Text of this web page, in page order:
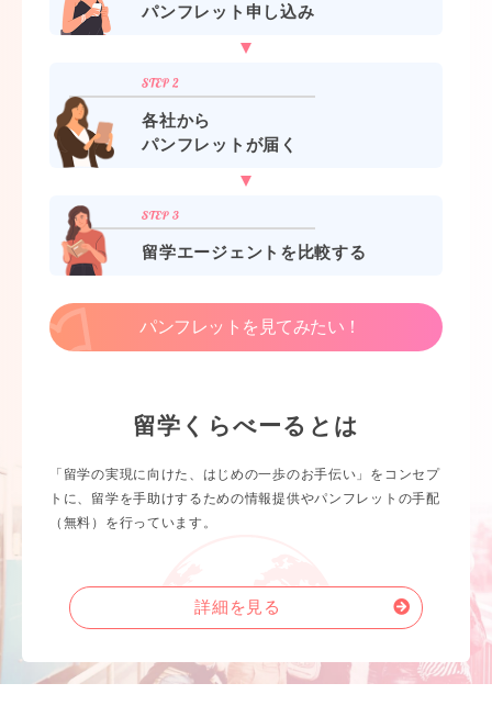
パンフレット申し込み
各社から
パンフレットが届く
留学エージェントを比較する
パンフレットを見てみたい！
留学くらべーるとは
「留学の実現に向けた、はじめの一歩のお手伝い」をコンセプ
トに、留学を手助けするための情報提供やパンフレットの手配
（無料）を行っています。
詳細を見る